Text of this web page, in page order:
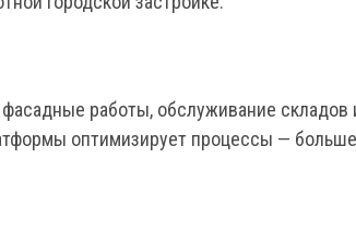
работы, обслуживание
оптимизирует процессы —